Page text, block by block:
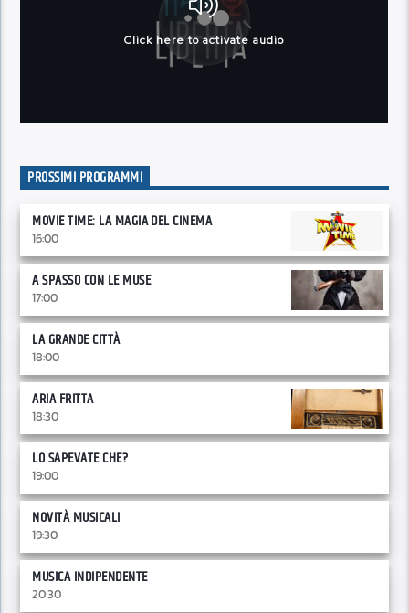
PROSSIMI PROGRAMMI
MOVIE TIME: LA MAGIA DEL CINEMA
16:00
A SPASSO CON LE MUSE
17:00
LA GRANDE CITTÀ
18:00
ARIA FRITTA
18:30
LO SAPEVATE CHE?
19:00
NOVITÀ MUSICALI
19:30
MUSICA INDIPENDENTE
20:30